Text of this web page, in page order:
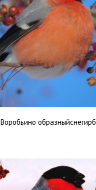
Воробьино образныйснегирб